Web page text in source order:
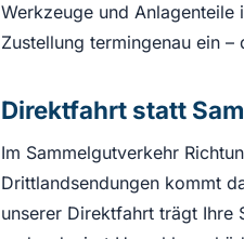
Werkzeuge und
Zustellung termingenau ein
Direktfahrt statt
Im Sammelgutverkehr
Drittlandsendungen kommt
unserer Direktfahrt trägt Ihre